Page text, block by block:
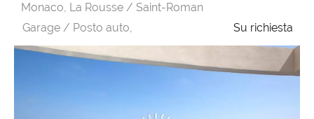
Monaco, La Rousse / Saint-Roman
Garage / Posto auto,
Su richiesta